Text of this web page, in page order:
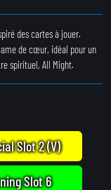
des cartes à jouer.
de cœur, idéal pour un
spirituel, All Might.
Slot 2 (V)
Slot 6